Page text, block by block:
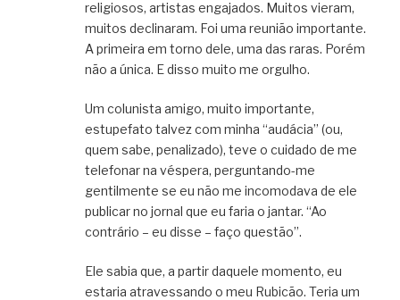
religiosos, artistas engajados. Muitos vieram,
muitos declinaram. Foi uma reunião importante.
A primeira em torno dele, uma das raras. Porém
não a única. E disso muito me orgulho.
Um colunista amigo, muito importante,
estupefato talvez com minha “audácia” (ou,
quem sabe, penalizado), teve o cuidado de me
telefonar na véspera, perguntando-me
gentilmente se eu não me incomodava de ele
publicar no jornal que eu faria o jantar. “Ao
contrário – eu disse – faço questão”.
Ele sabia que, a partir daquele momento, eu
estaria atravessando o meu Rubicão. Teria um